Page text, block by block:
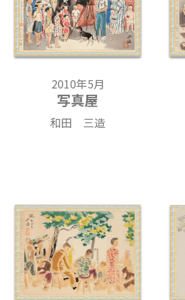
2010年5月
写真屋
和田 三造